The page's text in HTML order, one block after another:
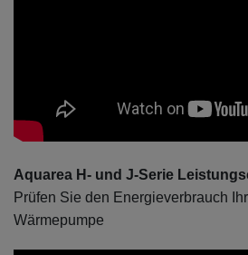
Aquarea H- und J-Serie
Prüfen Sie den Energieverbrauch
Wärmepumpe